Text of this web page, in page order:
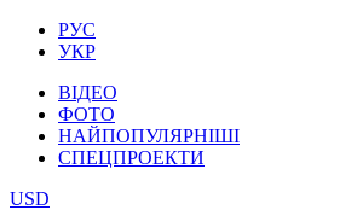
РУС
УКР
ВІДЕО
ФОТО
НАЙПОПУЛЯРНІШІ
СПЕЦПРОЕКТИ
USD